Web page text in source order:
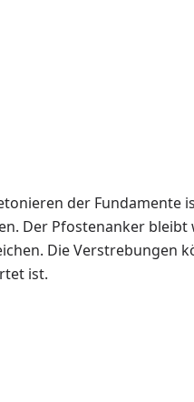
der Fundamente
Der Pfostenanker
Die Verstrebungen
ist.